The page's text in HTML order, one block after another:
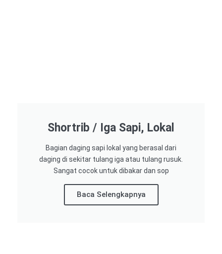
Shortrib / Iga Sapi, Lokal
Bagian daging sapi lokal yang berasal dari
daging di sekitar tulang iga atau tulang rusuk.
Sangat cocok untuk dibakar dan sop
Baca Selengkapnya